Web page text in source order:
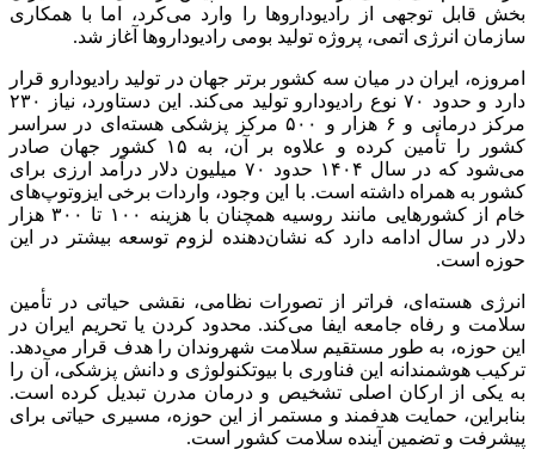
بخش قابل توجهی از رادیوداروها را وارد می‌کرد، اما با همکاری
سازمان انرژی اتمی، پروژه تولید بومی رادیوداروها آغاز شد.
امروزه، ایران در میان سه کشور برتر جهان در تولید رادیودارو قرار
دارد و حدود ۷۰ نوع
رادیودارو
تولید می‌کند. این دستاورد، نیاز ۲۳۰
مرکز درمانی و ۶ هزار و ۵۰۰ مرکز پزشکی هسته‌ای در سراسر
کشور را تأمین کرده و علاوه بر آن، به ۱۵ کشور جهان صادر
می‌شود که در سال ۱۴۰۴ حدود ۷۰ میلیون دلار درآمد ارزی برای
کشور به همراه داشته است. با این وجود، واردات برخی ایزوتوپ‌های
خام از کشورهایی مانند روسیه همچنان با هزینه ۱۰۰ تا ۳۰۰ هزار
دلار در سال ادامه دارد که نشان‌دهنده لزوم توسعه بیشتر در این
حوزه است.
انرژی هسته‌ای، فراتر از تصورات نظامی، نقشی حیاتی در تأمین
سلامت و رفاه جامعه ایفا می‌کند. محدود کردن یا تحریم ایران در
این حوزه، به طور مستقیم سلامت شهروندان را هدف قرار می‌دهد.
ترکیب هوشمندانه این فناوری با بیوتکنولوژی و دانش پزشکی، آن را
به یکی از ارکان اصلی تشخیص و درمان مدرن تبدیل کرده است.
بنابراین، حمایت هدفمند و مستمر
از این حوزه، مسیری حیاتی برای
پیشرفت و تضمین آینده سلامت کشور است.